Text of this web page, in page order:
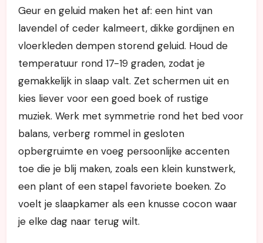
Geur en geluid maken het af: een hint van
lavendel of ceder kalmeert, dikke gordijnen en
vloerkleden dempen storend geluid. Houd de
temperatuur rond 17-19 graden, zodat je
gemakkelijk in slaap valt. Zet schermen uit en
kies liever voor een goed boek of rustige
muziek. Werk met symmetrie rond het bed voor
balans, verberg rommel in gesloten
opbergruimte en voeg persoonlijke accenten
toe die je blij maken, zoals een klein kunstwerk,
een plant of een stapel favoriete boeken. Zo
voelt je slaapkamer als een knusse cocon waar
je elke dag naar terug wilt.